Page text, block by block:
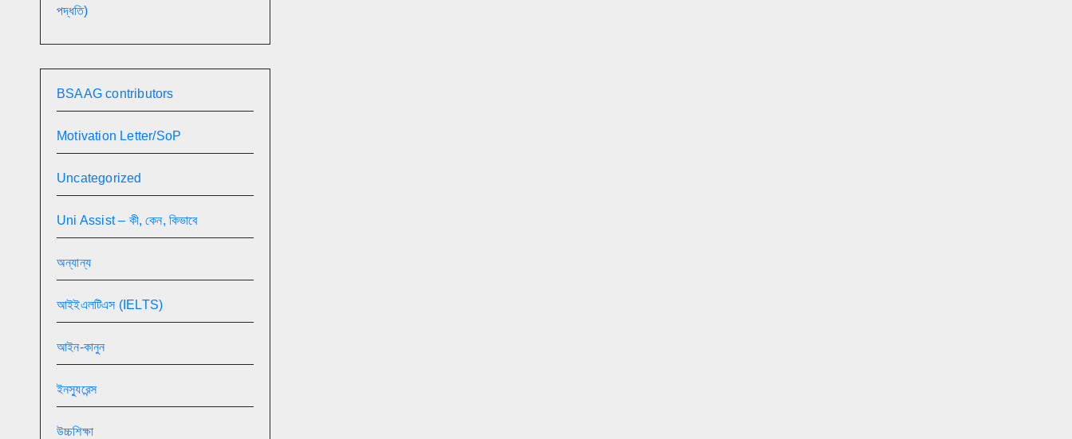
পদ্ধতি)
BSAAG contributors
Motivation Letter/SoP
Uncategorized
Uni Assist – কী, কেন, কিভাবে
অন্যান্য
আইইএলটিএস (IELTS)
আইন-কানুন
ইনস্যুরেন্স
উচ্চশিক্ষা